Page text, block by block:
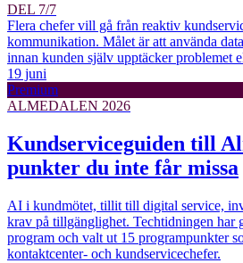
DEL 7/7
Flera chefer vill gå från reaktiv
kommunikation. Målet är att använda
innan kunden själv upptäcker problemet
19 juni
Premium
ALMEDALEN 2026
Kundserviceguiden till
punkter du inte får missa
AI i kundmötet, tillit till digital service,
krav på tillgänglighet. Techtidningen har
program och valt ut 15 programpunkter
kontaktcenter- och kundservicechefer.